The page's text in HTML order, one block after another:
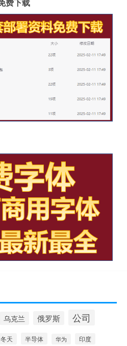
乌克兰 俄罗斯 公司
冬天 半导体 华为 印度